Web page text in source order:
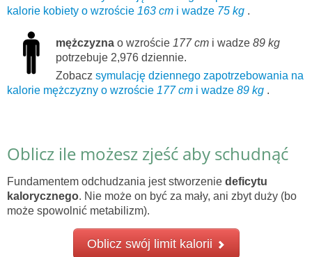
kalorie kobiety o wzroście 163 cm i wadze 75 kg .
mężczyzna o wzroście 177 cm i wadze 89 kg
potrzebuje 2,976 dziennie.
Zobacz symulację dziennego zapotrzebowania na
kalorie mężczyzny o wzroście 177 cm i wadze 89 kg .
Oblicz ile możesz zjeść aby schudnąć
Fundamentem odchudzania jest stworzenie deficytu
kalorycznego. Nie może on być za mały, ani zbyt duży (bo
może spowolnić metabilizm).
Oblicz swój limit kalorii